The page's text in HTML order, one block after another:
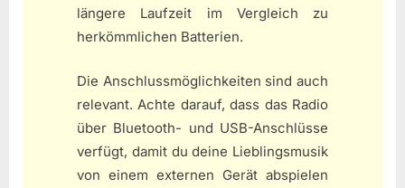
längere Laufzeit im Vergleich zu
herkömmlichen Batterien.
Die Anschlussmöglichkeiten sind auch
relevant. Achte darauf, dass das Radio
über Bluetooth- und USB-Anschlüsse
verfügt, damit du deine Lieblingsmusik
von einem externen Gerät abspielen